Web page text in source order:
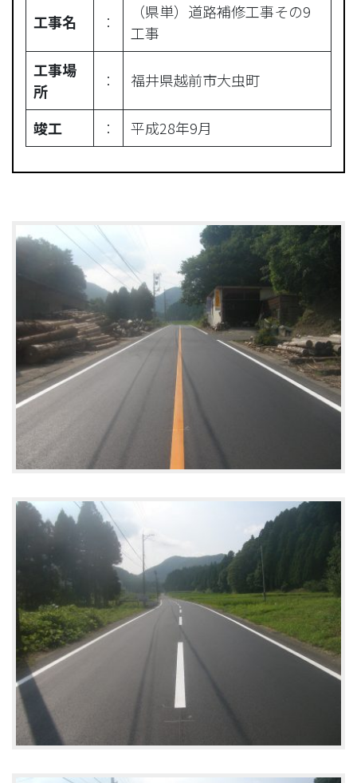
工事名 ︰
（県単）道路補修工事その9
工事
工事場
所
︰ 福井県越前市大虫町
竣工 ︰ 平成28年9月